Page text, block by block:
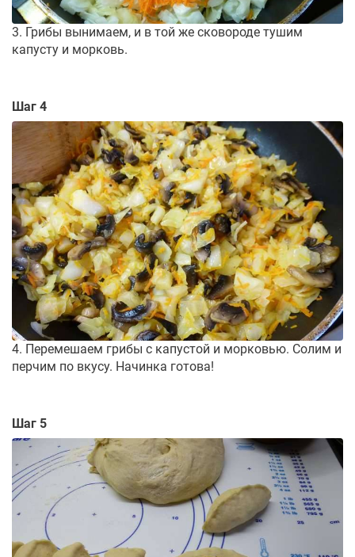
3. Грибы вынимаем, и в той же сковороде тушим
капусту и морковь.
Шаг 4
4. Перемешаем грибы с капустой и морковью. Солим и
перчим по вкусу. Начинка готова!
Шаг 5